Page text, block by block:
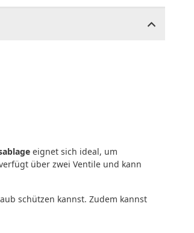
eignet sich ideal, um
über zwei Ventile und kann
schützen kannst. Zudem kannst